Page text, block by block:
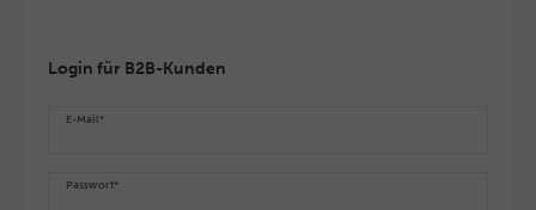
Login für B2B-Kunden
E-Mail*
Passwort*